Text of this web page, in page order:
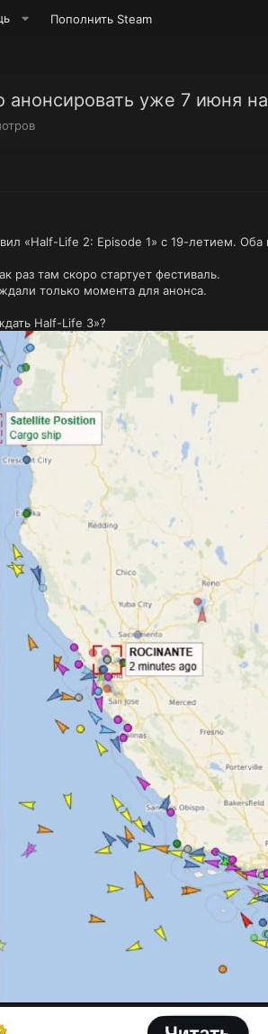
Пополнить Steam
уже 7 июня
«Half-Life 2: Episode 1» с 19-летием.
раз там скоро стартует фестиваль.
только момента для анонса.
Half-Life 3»?